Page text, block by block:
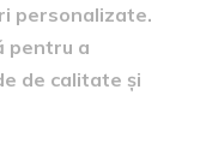
personalizate.
pentru a
de calitate și